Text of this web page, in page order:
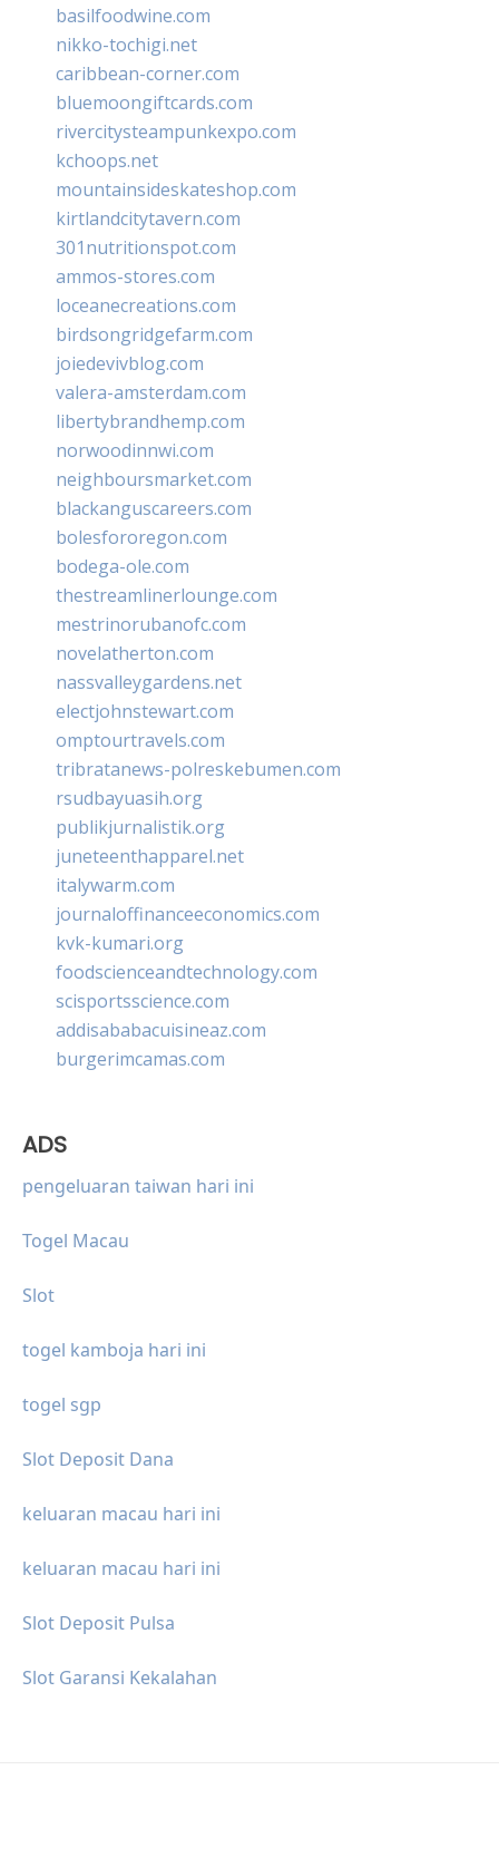
basilfoodwine.com
nikko-tochigi.net
caribbean-corner.com
bluemoongiftcards.com
rivercitysteampunkexpo.com
kchoops.net
mountainsideskateshop.com
kirtlandcitytavern.com
301nutritionspot.com
ammos-stores.com
loceanecreations.com
birdsongridgefarm.com
joiedevivblog.com
valera-amsterdam.com
libertybrandhemp.com
norwoodinnwi.com
neighboursmarket.com
blackanguscareers.com
bolesfororegon.com
bodega-ole.com
thestreamlinerlounge.com
mestrinorubanofc.com
novelatherton.com
nassvalleygardens.net
electjohnstewart.com
omptourtravels.com
tribratanews-polreskebumen.com
rsudbayuasih.org
publikjurnalistik.org
juneteenthapparel.net
italywarm.com
journaloffinanceeconomics.com
kvk-kumari.org
foodscienceandtechnology.com
scisportsscience.com
addisababacuisineaz.com
burgerimcamas.com
ADS
pengeluaran taiwan hari ini
Togel Macau
Slot
togel kamboja hari ini
togel sgp
Slot Deposit Dana
keluaran macau hari ini
keluaran macau hari ini
Slot Deposit Pulsa
Slot Garansi Kekalahan